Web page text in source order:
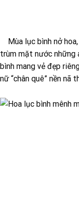
Mùa lục bình nở
trùm mặt nước những
bình mang vẻ đẹp
nữ “chân quê” nền nã